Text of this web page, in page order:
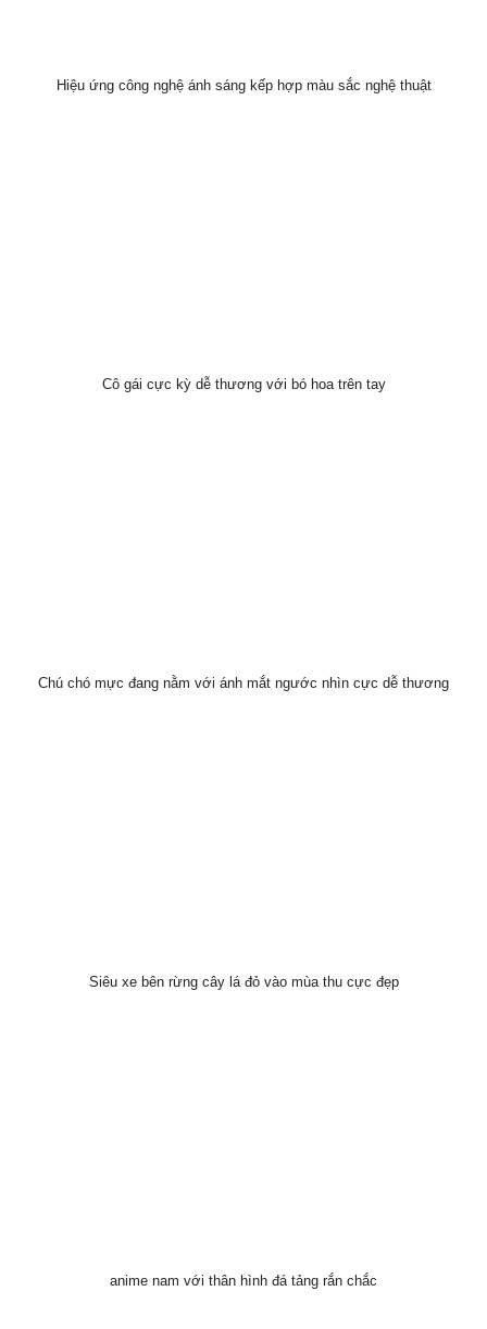
Hiệu ứng công nghệ ánh sáng kếp hợp màu sắc nghệ thuật
Cô gái cực kỳ dễ thương với bó hoa trên tay
Chú chó mực đang nằm với ánh mắt ngước nhìn cực dễ thương
Siêu xe bên rừng cây lá đỏ vào mùa thu cực đẹp
anime nam với thân hình đá tảng rắn chắc